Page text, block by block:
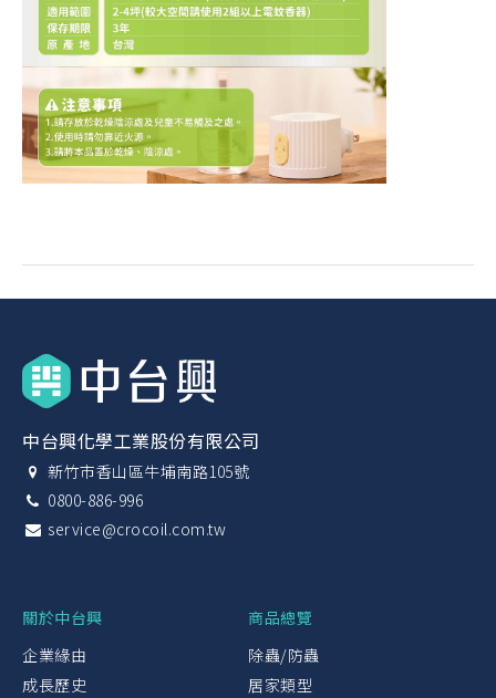
中台興化學工業股份有限公司
新竹市香山區牛埔南路105號
0800-886-996
service@crocoil.com.tw
關於中台興
企業緣由
成長歷史
商品總覽
除蟲/防蟲
居家類型